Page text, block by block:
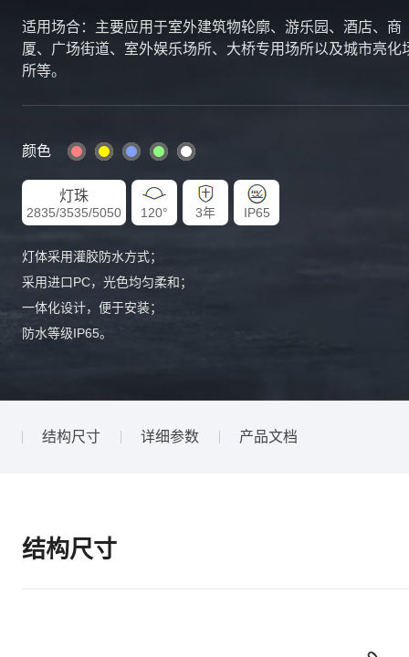
适用场合：主要应⽤于室外建筑物轮廓、游乐园、酒店、商
厦、⼴场街道、室外娱乐场所、⼤桥专⽤场所以及城市亮化
所等。
颜色
灯珠
2835/3535/5050 120° 3年 IP65
灯体采⽤灌胶防⽔⽅式；
采⽤进⼝PC，光⾊均匀柔和；
⼀体化设计，便于安装；
防⽔等级IP65。
结构尺寸 详细参数 产品文档
结构尺寸